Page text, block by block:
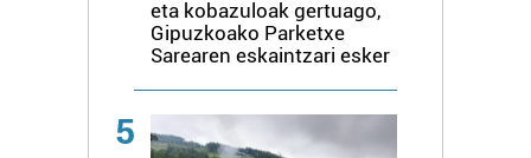
eta kobazuloak gertuago,
Gipuzkoako Parketxe
Sarearen eskaintzari esker
5